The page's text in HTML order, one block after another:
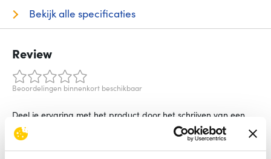
Bekijk alle specificaties
Review
Beoordelingen binnenkort beschikbaar
Deel je ervaring met het product door het schrijven van een
review.
Schrijf een review